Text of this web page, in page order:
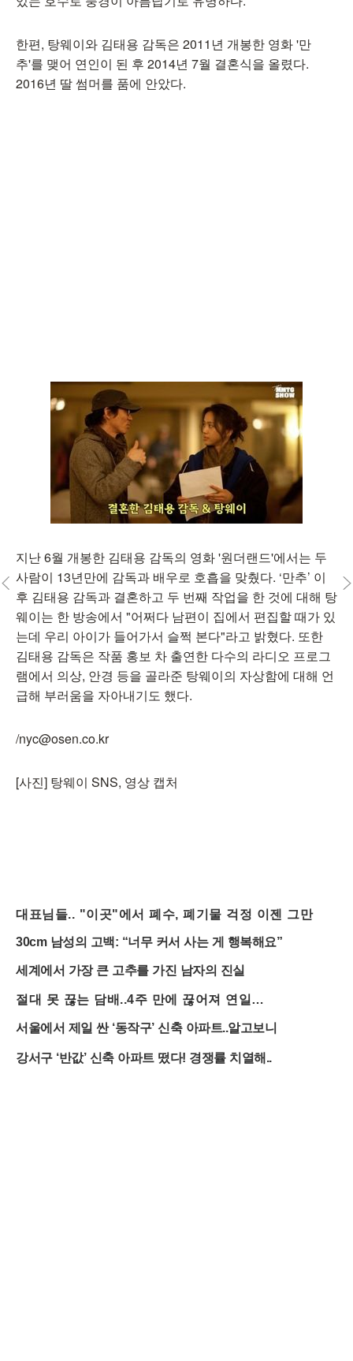
한편, 탕웨이와 김태용 감독은 2011년 개봉한 영화 '만
추'를 맺어 연인이 된 후 2014년 7월 결혼식을 올렸다.
2016년 딸 썸머를 품에 안았다.
지난 6월 개봉한 김태용 감독의 영화 '원더랜드'에서는 두
사람이 13년만에 감독과 배우로 호흡을 맞췄다. ‘만추’ 이
후 김태용 감독과 결혼하고 두 번째 작업을 한 것에 대해 탕
웨이는 한 방송에서 "어쩌다 남편이 집에서 편집할 때가 있
는데 우리 아이가 들어가서 슬쩍 본다"라고 밝혔다. 또한
김태용 감독은 작품 홍보 차 출연한 다수의 라디오 프로그
램에서 의상, 안경 등을 골라준 탕웨이의 자상함에 대해 언
급해 부러움을 자아내기도 했다.
/nyc@osen.co.kr
[사진] 탕웨이 SNS, 영상 캡처